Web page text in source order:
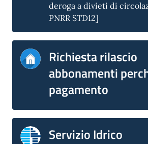
deroga a divieti di
PNRR STD12]
Richiesta rilascio
abbonamenti
pagamento
Servizio Idrico